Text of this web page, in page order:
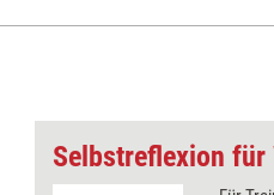
Selbstreflexion für